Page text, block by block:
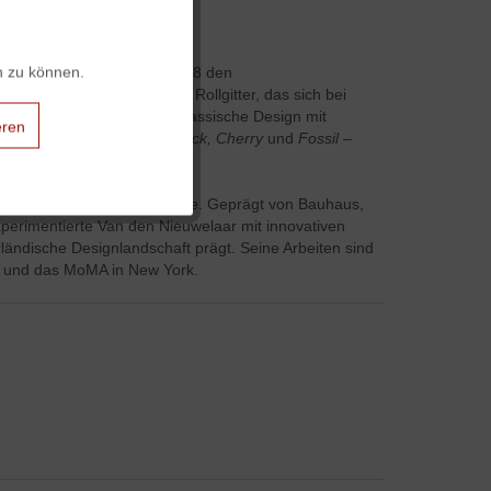
van den Nieuwelaar
1978 den
Rollgitter , das sich bei
Pastoe verbindet das klassische Design mit
Farben – Salt, Black, Cherry und Fossil –
Formensprache. Geprägt von Bauhaus,
Van den Nieuwelaar mit innovativen
Designlandschaft prägt. Seine Arbeiten sind
das MoMA in New York.
Aktiv
zu können.